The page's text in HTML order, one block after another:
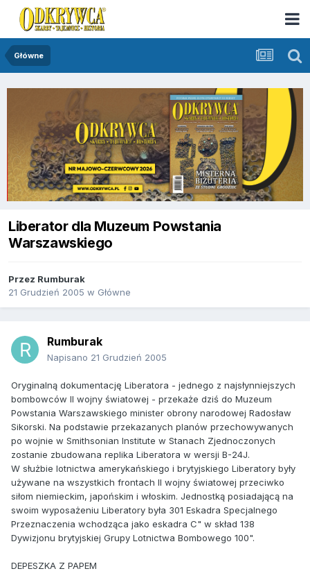
Główne
Liberator dla Muzeum Powstania
Warszawskiego
Przez Rumburak
21 Grudzień 2005 w Główne
Rumburak
Napisano 21 Grudzień 2005
Oryginalną dokumentację Liberatora - jednego z najsłynniejszych
bombowców II wojny światowej - przekaże dziś do Muzeum
Powstania Warszawskiego minister obrony narodowej Radosław
Sikorski. Na podstawie przekazanych planów przechowywanych
po wojnie w Smithsonian Institute w Stanach Zjednoczonych
zostanie zbudowana replika Liberatora w wersji B-24J.
W służbie lotnictwa amerykańskiego i brytyjskiego Liberatory były
używane na wszystkich frontach II wojny światowej przeciwko
siłom niemieckim, japońskim i włoskim. Jednostką posiadającą na
swoim wyposażeniu Liberatory była 301 Eskadra Specjalnego
Przeznaczenia wchodząca jako eskadra C" w skład 138
Dywizjonu brytyjskiej Grupy Lotnictwa Bombowego 100".
DEPESZKA Z PAPEM